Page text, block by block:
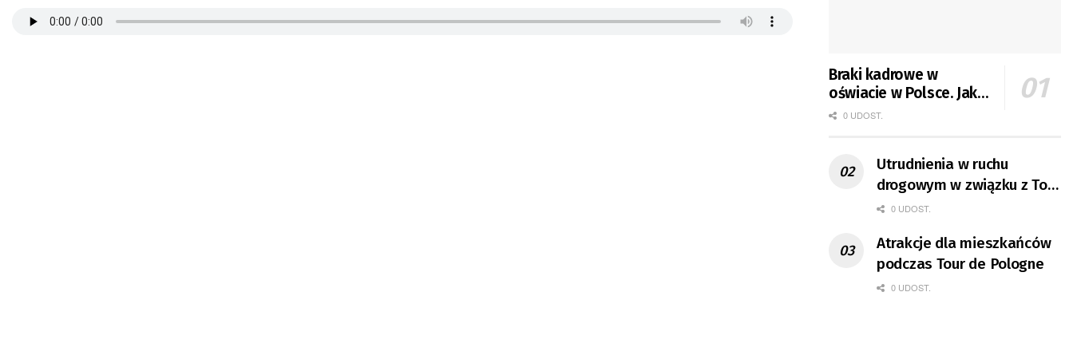
Braki kadrowe w
oświacie w Polsce. Jak
jest w Gorzowie?
0 UDOST.
Utrudnienia w ruchu
drogowym w związku z Tour
de Pologne
0 UDOST.
Atrakcje dla mieszkańców
podczas Tour de Pologne
0 UDOST.